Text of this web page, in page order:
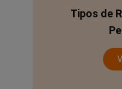
Tipos de